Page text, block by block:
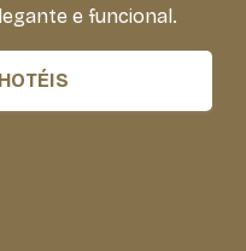
e funcional.